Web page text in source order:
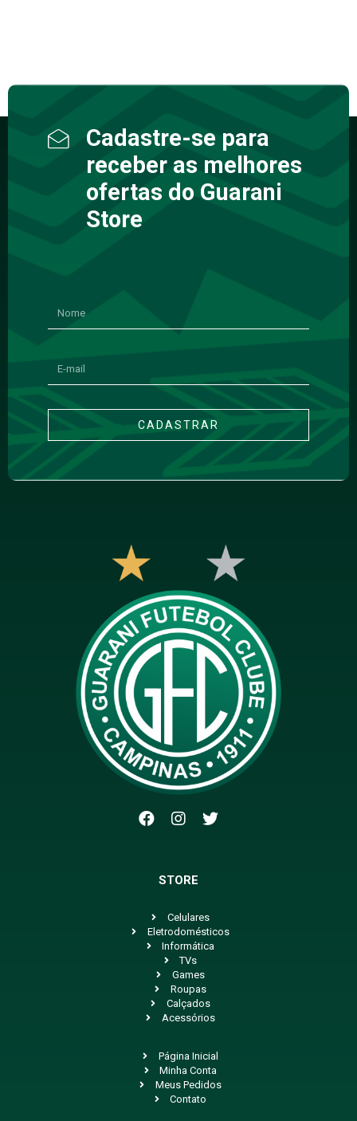
Cadastre-se para
receber as melhores
ofertas do Guarani
Store
CADASTRAR
STORE
Celulares
Eletrodomésticos
Informática
TVs
Games
Roupas
Calçados
Acessórios
Página Inicial
Minha Conta
Meus Pedidos
Contato